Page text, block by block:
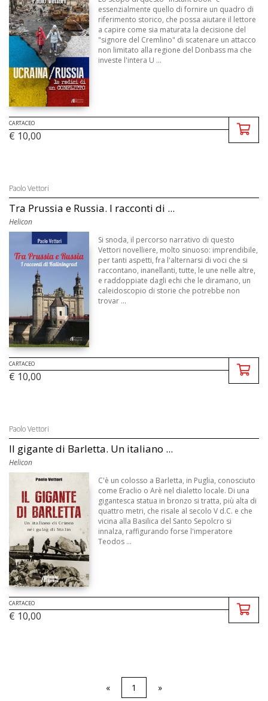
essenzialmente quello di fornire un quadro di
riferimento storico, che possa aiutare il lettore
a capire come sia maturata la decisione del
"signore del Cremlino" di scatenare un attacco
non limitato alla regione del Donbass ma che
investe l'intera U ...
CARTACEO
€ 10,00
Paolo Vettori
Tra Prussia e Russia. I racconti di ...
Helicon
Si snoda, il percorso narrativo di questo
Vettori novelliere, molto sinuoso: imprendibile,
per tanti aspetti, fra l'alternarsi di voci che si
raccontano, inanellanti, tutte, le une nelle altre,
e raddoppiate dagli echi che le diramano, un
caleidoscopio di storie che potrebbe non
trovar ...
CARTACEO
€ 10,00
Paolo Vettori
Il gigante di Barletta. Un italiano ...
Helicon
C'è un colosso a Barletta, in Puglia, conosciuto
come Eraclio o Arè nel dialetto locale. Di una
gigantesca statua in bronzo si tratta, più alta di
quattro metri, che risale al secolo V d.C. e che
vicina alla Basilica del Santo Sepolcro si
innalza, raffigurando forse l'imperatore
Teodos ...
CARTACEO
€ 10,00
« 1 »